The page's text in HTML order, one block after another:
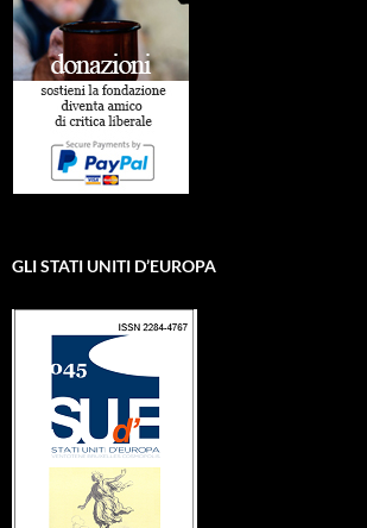
GLI STATI UNITI D’EUROPA